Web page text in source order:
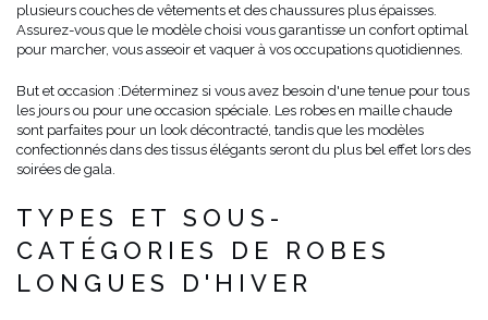
plusieurs couches de vêtements et des chaussures plus épaisses.
Assurez-vous que le modèle choisi vous garantisse un confort optimal
pour marcher, vous asseoir et vaquer à vos occupations quotidiennes.
But et occasion :Déterminez si vous avez besoin d'une tenue pour tous
les jours ou pour une occasion spéciale. Les robes en maille chaude
sont parfaites pour un look décontracté, tandis que les modèles
confectionnés dans des tissus élégants seront du plus bel effet lors des
soirées de gala.
TYPES ET SOUS-
CATÉGORIES DE ROBES
LONGUES D'HIVER